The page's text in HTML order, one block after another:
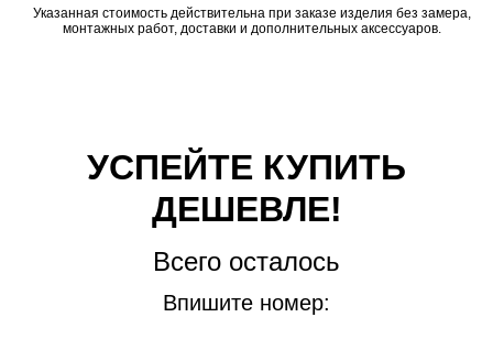
Указанная стоимость действительна при заказе изделия без замера,
монтажных работ, доставки и дополнительных аксессуаров.
УСПЕЙТЕ КУПИТЬ
ДЕШЕВЛЕ!
Всего осталось
Впишите номер: